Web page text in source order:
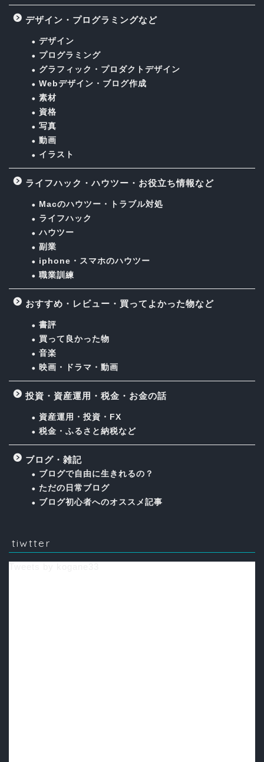
デザイン・プログラミングなど
デザイン
プログラミング
グラフィック・プロダクトデザイン
Webデザイン・ブログ作成
素材
資格
写真
動画
イラスト
ライフハック・ハウツー・お役立ち情報など
Macのハウツー・トラブル対処
ライフハック
ハウツー
副業
iphone・スマホのハウツー
職業訓練
おすすめ・レビュー・買ってよかった物など
書評
買って良かった物
音楽
映画・ドラマ・動画
投資・資産運用・税金・お金の話
資産運用・投資・FX
税金・ふるさと納税など
ブログ・雑記
ブログで自由に生きれるの？
ただの日常ブログ
ブログ初心者へのオススメ記事
tiwtter